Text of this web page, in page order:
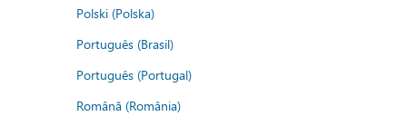
Polski (Polska)
Português (Brasil)
Português (Portugal)
Română (România)